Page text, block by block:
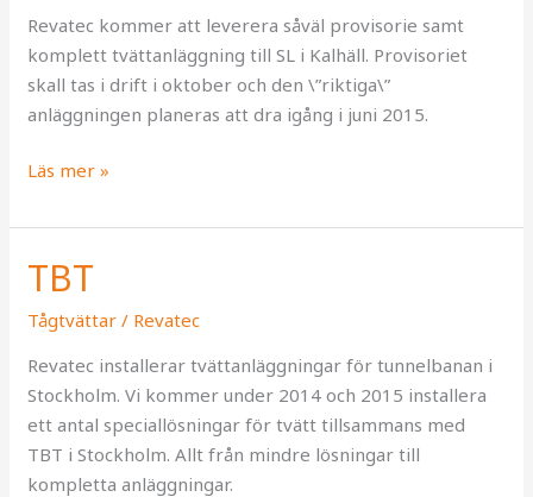
Revatec kommer att leverera såväl provisorie samt
komplett tvättanläggning till SL i Kalhäll. Provisoriet
skall tas i drift i oktober och den \”riktiga\”
anläggningen planeras att dra igång i juni 2015.
Läs mer »
TBT
Tågtvättar / Revatec
Revatec installerar tvättanläggningar för tunnelbanan i
Stockholm. Vi kommer under 2014 och 2015 installera
ett antal speciallösningar för tvätt tillsammans med
TBT i Stockholm. Allt från mindre lösningar till
kompletta anläggningar.
TBT